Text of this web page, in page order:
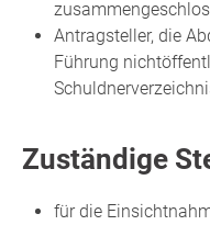
Antragsteller, die
Führung
Zuständige
für die